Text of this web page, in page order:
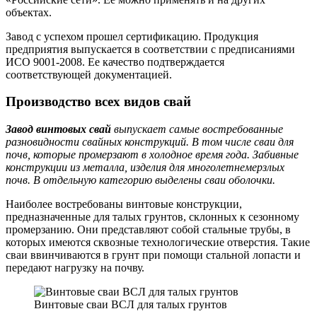
объектах.
Завод с успехом прошел сертификацию. Продукция
предприятия выпускается в соответствии с предписаниями
ИСО 9001-2008. Ее качество подтверждается
соответствующей документацией.
Производство всех видов свай
Завод винтовых свай выпускает самые востребованные
разновидности свайных конструкций. В том числе сваи для
почв, которые промерзают в холодное время года. Забивные
конструкции из металла, изделия для многолетнемерзлых
почв. В отдельную категорию выделены сваи оболочки.
Наиболее востребованы винтовые конструкции,
предназначенные для талых грунтов, склонных к сезонному
промерзанию. Они представляют собой стальные трубы, в
которых имеются сквозные технологические отверстия. Такие
сваи ввинчиваются в грунт при помощи стальной лопасти и
передают нагрузку на почву.
Винтовые сваи ВСЛ для талых грунтов